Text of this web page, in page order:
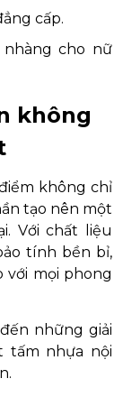
cấp.
nhàng cho nữ
không
không chỉ
tạo nên một
Với chất liệu
tính bền bỉ,
với mọi phong
những giải
tấm nhựa nội